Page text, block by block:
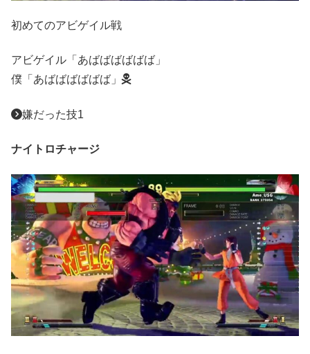
初めてのアビゲイル戦
アビゲイル「あばばばばばば」
僕「あばばばばばば」
嫌だった技1
ナイトロチャージ